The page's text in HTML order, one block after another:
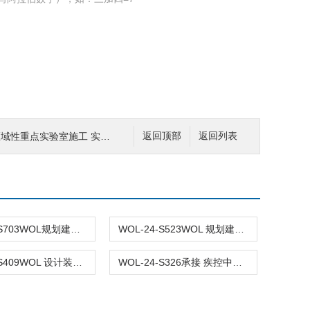
返回列表
返回顶部
点实验室施工 实验室仪器设备